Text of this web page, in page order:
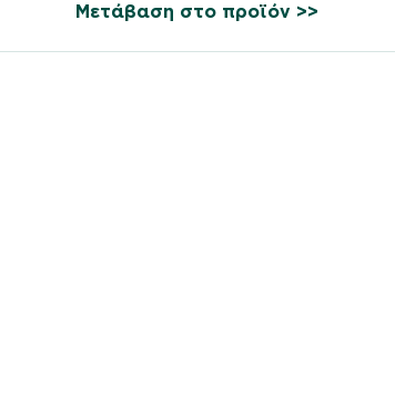
Μετάβαση στο προϊόν >>